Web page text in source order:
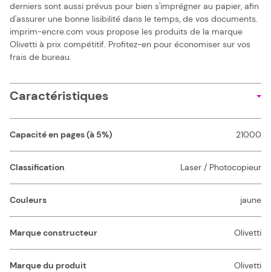
derniers sont aussi prévus pour bien s'imprégner au papier, afin
d'assurer une bonne lisibilité dans le temps, de vos documents.
imprim-encre.com vous propose les produits de la marque
Olivetti à prix compétitif. Profitez-en pour économiser sur vos
frais de bureau.
Caractéristiques
Capacité en pages (à 5%) 21000
Classification Laser / Photocopieur
Couleurs jaune
Marque constructeur Olivetti
Marque du produit Olivetti